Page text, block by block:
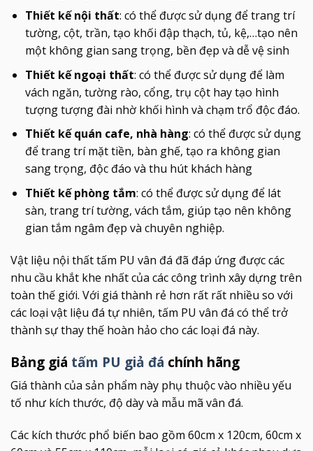
Thiết kế nội thất: có thể được sử dụng để trang trí
tường, cột, trần, tạo khối đập thạch, tủ, kệ,…tạo nên
một không gian sang trọng, bền đẹp và dễ vệ sinh
Thiết kế ngoại thất: có thể được sử dụng để làm
vách ngăn, tường rào, cổng, trụ cột hay tạo hình
tượng tượng đài nhờ khối hình và chạm trổ độc đáo.
Thiết kế quán cafe, nhà hàng: có thể được sử dụng
để trang trí mặt tiền, bàn ghế, tạo ra không gian
sang trọng, độc đáo và thu hút khách hàng
Thiết kế phòng tắm: có thể được sử dụng để lát
sàn, trang trí tường, vách tắm, giúp tạo nên không
gian tắm ngâm đẹp và chuyên nghiệp.
Vật liệu nội thất tấm PU vân đá đã đáp ứng được các
nhu cầu khắt khe nhất của các công trình xây dựng trên
toàn thế giới. Với giá thành rẻ hơn rất rất nhiều so với
các loại vật liệu đá tự nhiên, tấm PU vân đá có thể trở
thành sự thay thế hoàn hảo cho các loại đá này.
Bảng giá tấm PU giả đá chính hãng
Giá thành của sản phẩm này phụ thuộc vào nhiều yếu
tố như kích thước, độ dày và mẫu mã vân đá.
Các kích thước phổ biến bao gồm 60cm x 120cm, 60cm x